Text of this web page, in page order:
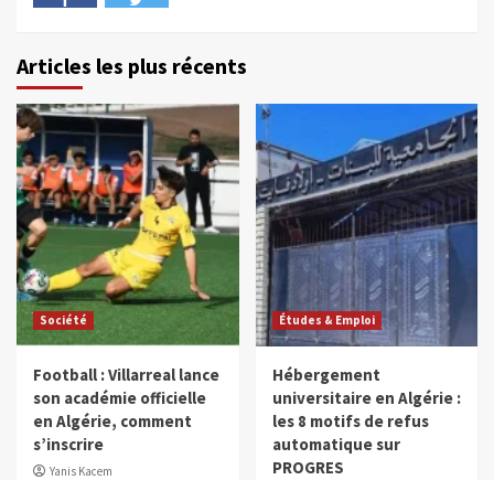
Articles les plus récents
Société
Football : Villarreal lance
son académie officielle
en Algérie, comment
s’inscrire
Yanis Kacem
Études & Emploi
Hébergement
universitaire en Algérie :
les 8 motifs de refus
automatique sur
PROGRES